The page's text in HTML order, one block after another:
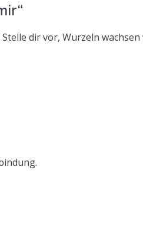
dir vor, Wurzeln